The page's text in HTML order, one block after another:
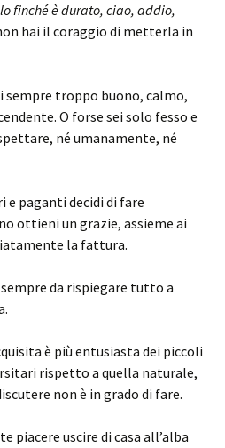
finché è durato, ciao, addio,
hai il coraggio di metterla in
sempre troppo buono, calmo,
O forse sei solo fesso e
né umanamente, né
e paganti decidi di fare
ottieni un grazie, assieme ai
la fattura.
sempre da rispiegare tutto a
è più entusiasta dei piccoli
rispetto a quella naturale,
non è in grado di fare.
piacere uscire di casa all’alba